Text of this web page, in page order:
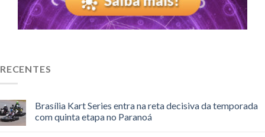
RECENTES
Brasília Kart Series entra na reta decisiva da temporada
com quinta etapa no Paranoá